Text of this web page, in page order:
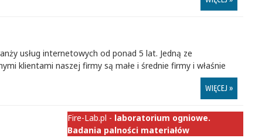
usług internetowych od ponad 5 lat. Jedną ze
klientami naszej firmy są małe i średnie firmy i właśnie
WIĘCEJ »
Fire-Lab.pl - laboratorium ogniowe.
Badania palności materiałów